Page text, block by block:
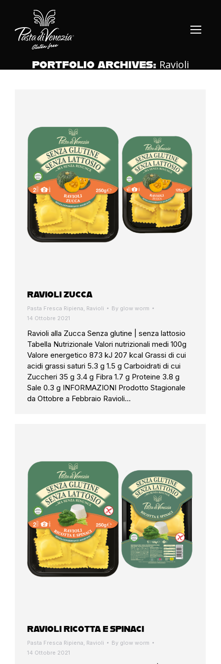
PORTFOLIO ARCHIVES: Ravioli
RAVIOLI ZUCCA
Pasta Fresca Ripiena, Ravioli By glow worm
14 Ottobre 2021
Ravioli alla Zucca Senza glutine | senza lattosio
Tabella Nutrizionale Valori nutrizionali medi 100g
Valore energetico 873 kJ 207 kcal Grassi di cui
acidi grassi saturi 5.3 g 1.5 g Carboidrati di cui
Zuccheri 35 g 3.4 g Fibra 1.7 g Proteine 3.8 g
Sale 0.3 g INFORMAZIONI Prodotto Stagionale
da Ottobre a Febbraio Ravioli…
RAVIOLI RICOTTA E SPINACI
Pasta Fresca Ripiena, Ravioli By glow worm
14 Ottobre 2021